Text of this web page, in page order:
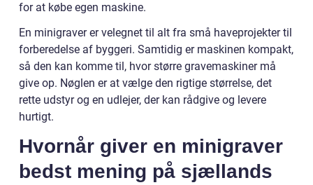
for at købe egen maskine.
En minigraver er velegnet til alt fra små haveprojekter til
forberedelse af byggeri. Samtidig er maskinen kompakt,
så den kan komme til, hvor større gravemaskiner må
give op. Nøglen er at vælge den rigtige størrelse, det
rette udstyr og en udlejer, der kan rådgive og levere
hurtigt.
Hvornår giver en minigraver
bedst mening på sjællands